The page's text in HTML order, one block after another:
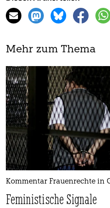
Mehr zum Thema
Kommentar Frauenrechte in
Feministische Signale